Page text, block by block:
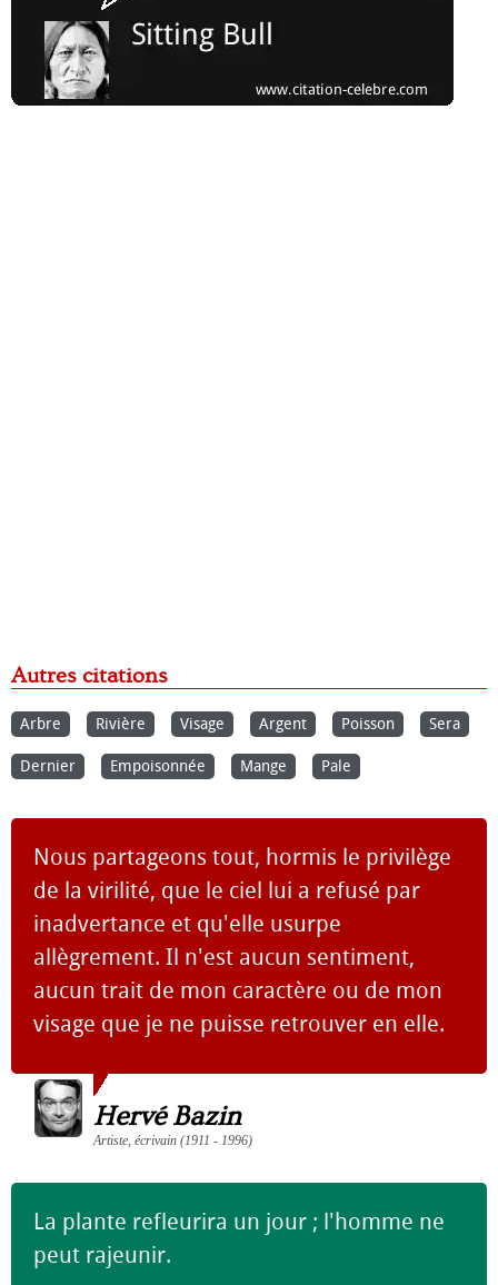
Autres citations
Arbre Rivière Visage Argent Poisson Sera
Dernier Empoisonnée Mange Pale
Nous partageons tout, hormis le privilège
de la virilité, que le ciel lui a refusé par
inadvertance et qu'elle usurpe
allègrement. Il n'est aucun sentiment,
aucun trait de mon caractère ou de mon
visage que je ne puisse retrouver en elle.
Hervé Bazin
Artiste, écrivain (1911 - 1996)
La plante refleurira un jour ; l'homme ne
peut rajeunir.